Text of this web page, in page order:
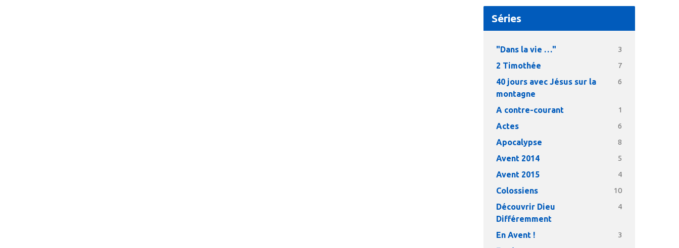
Séries
"Dans la vie …" 3
2 Timothée 7
40 jours avec Jésus sur la
montagne
6
A contre-courant 1
Actes 6
Apocalypse 8
Avent 2014 5
Avent 2015 4
Colossiens 10
Découvrir Dieu
Différemment
4
En Avent ! 3